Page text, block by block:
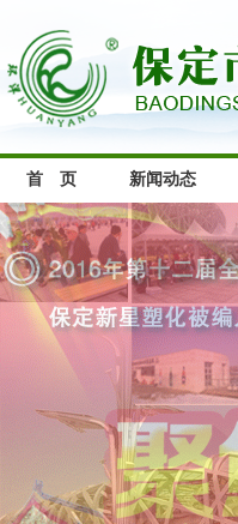
首 页 新闻动态